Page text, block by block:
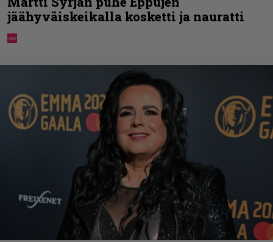
jäähyväiskeikalla kosketti ja nauratti